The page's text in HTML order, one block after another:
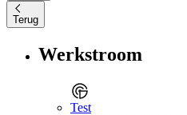
Terug
Werkstroom
Test